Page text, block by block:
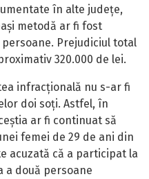
în alte județe,
metodă ar fi fost
Prejudiciul total
320.000 de lei.
infracțională nu s-ar fi
doi soți. Astfel, în
ar fi continuat să
femei de 29 de ani din
acuzată că a participat la
a două persoane